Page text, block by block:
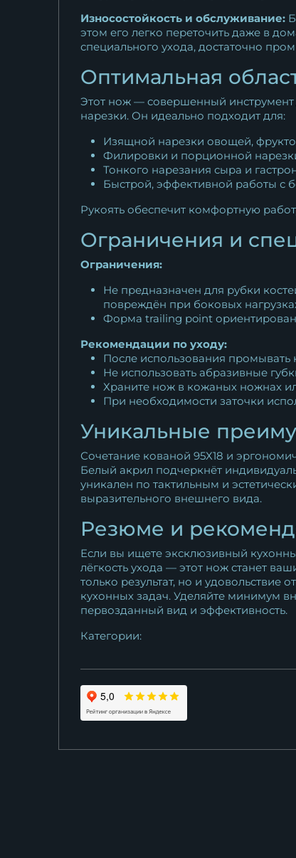
Износостойкость и обслуживание:
этом его легко переточить даже в
специального ухода, достаточно
Оптимальная
Этот нож — совершенный инструмент
нарезки. Он идеально подходит для:
Изящной нарезки овощей,
Филировки и порционной
Тонкого нарезания сыра и
Быстрой, эффективной работы с
Рукоять обеспечит комфортную
Ограничения и
Ограничения:
Не предназначен для рубки
повреждён при боковых
Форма trailing point
Рекомендации по уходу:
После использования промывать
Не использовать абразивные
Храните нож в кожаных ножнах
При необходимости заточки
Уникальные
Сочетание кованой 95Х18 и
Белый акрил подчеркнёт
уникален по тактильным и
выразительного внешнего вида.
Резюме и
Если вы ищете эксклюзивный
лёгкость ухода — этот нож станет
только результат, но и
кухонных задач. Уделяйте минимум
первозданный вид и эффективность.
Категории: